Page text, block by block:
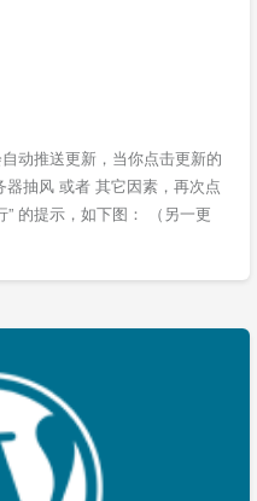
动推送更新，当你点击更新的
抽风 或者 其它因素，再次点
的提示，如下图： （另一更